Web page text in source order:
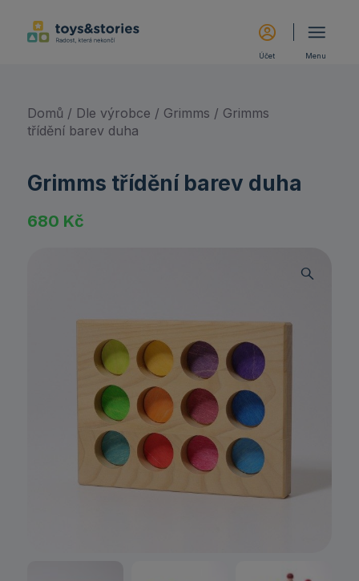
Menu
Účet
Domů / Dle výrobce / Grimms / Grimms
třídění barev duha
Grimms třídění barev duha
680 Kč